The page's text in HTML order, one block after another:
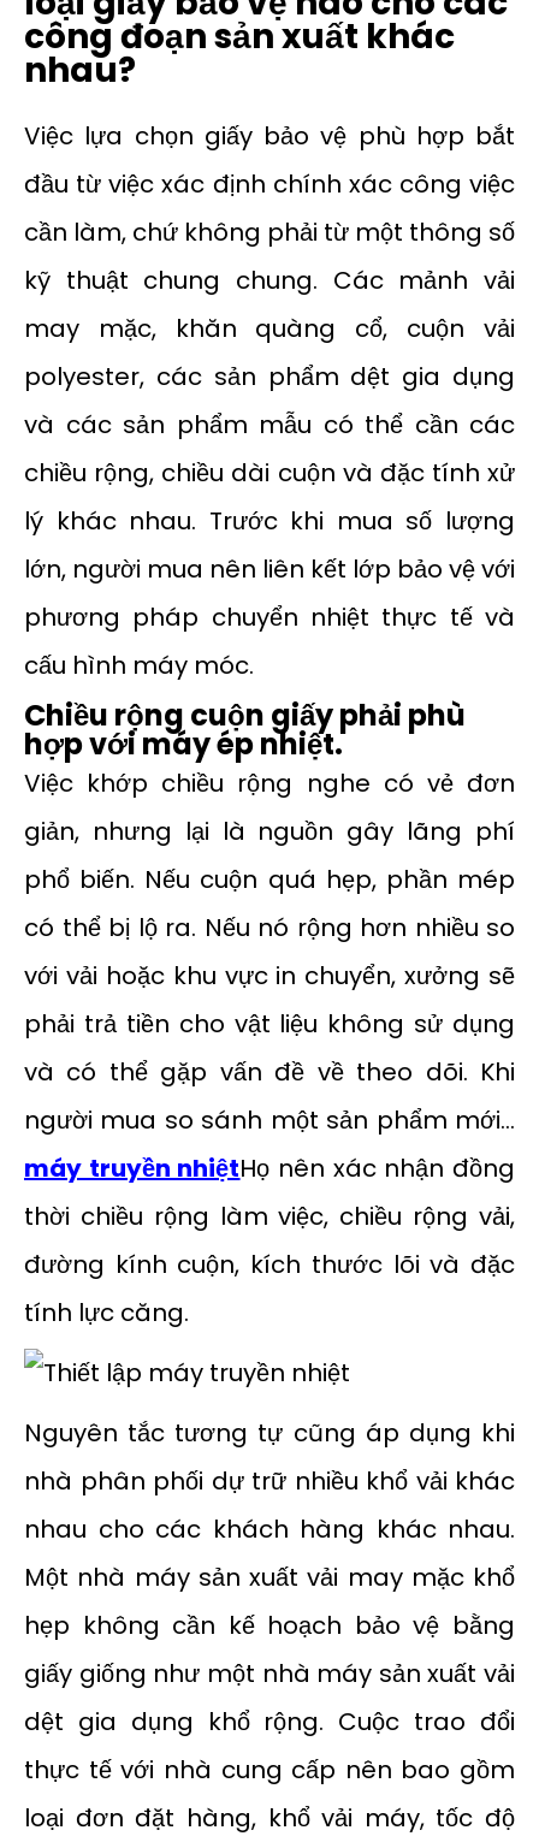
công đoạn sản xuất khác
nhau?
Việc lựa chọn giấy bảo vệ phù hợp bắt
đầu từ việc xác định chính xác công việc
cần làm, chứ không phải từ một thông số
kỹ thuật chung chung. Các mảnh vải
may mặc, khăn quàng cổ, cuộn vải
polyester, các sản phẩm dệt gia dụng
và các sản phẩm mẫu có thể cần các
chiều rộng, chiều dài cuộn và đặc tính xử
lý khác nhau. Trước khi mua số lượng
lớn, người mua nên liên kết lớp bảo vệ với
phương pháp chuyển nhiệt thực tế và
cấu hình máy móc.
Chiều rộng cuộn giấy phải phù
hợp với máy ép nhiệt.
Việc khớp chiều rộng nghe có vẻ đơn
giản, nhưng lại là nguồn gây lãng phí
phổ biến. Nếu cuộn quá hẹp, phần mép
có thể bị lộ ra. Nếu nó rộng hơn nhiều so
với vải hoặc khu vực in chuyển, xưởng sẽ
phải trả tiền cho vật liệu không sử dụng
và có thể gặp vấn đề về theo dõi. Khi
người mua so sánh một sản phẩm mới...
máy truyền nhiệtHọ nên xác nhận đồng
thời chiều rộng làm việc, chiều rộng vải,
đường kính cuộn, kích thước lõi và đặc
tính lực căng.
Nguyên tắc tương tự cũng áp dụng khi
nhà phân phối dự trữ nhiều khổ vải khác
nhau cho các khách hàng khác nhau.
Một nhà máy sản xuất vải may mặc khổ
hẹp không cần kế hoạch bảo vệ bằng
giấy giống như một nhà máy sản xuất vải
dệt gia dụng khổ rộng. Cuộc trao đổi
thực tế với nhà cung cấp nên bao gồm
loại đơn đặt hàng, khổ vải máy, tốc độ